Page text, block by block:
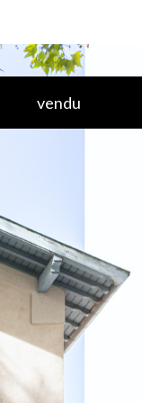
vendu